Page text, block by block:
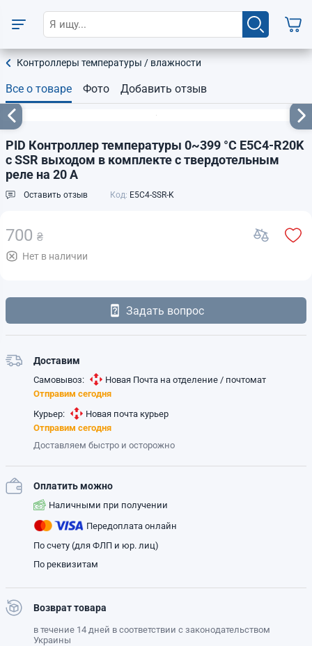
Контроллеры температуры / влажности
Все о товаре Фото Добавить отзыв
PID Контроллер температуры 0~399 °С E5C4-R20K
с SSR выходом в комплекте с твердотельным
реле на 20 А
Оставить отзыв Код: E5C4-SSR-K
700 ₴
Нет в наличии
Задать вопрос
Доставим
Самовывоз:
Новая Почта на отделение / почтомат
Отправим сегодня
Курьер:
Новая почта курьер
Отправим сегодня
Доставляем быстро и осторожно
Оплатить можно
Наличными при получении
Передоплата онлайн
По счету (для ФЛП и юр. лиц)
По реквизитам
Возврат товара
в течение 14 дней в соответствии с законодательством
Украины